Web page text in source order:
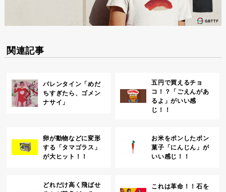
関連記事
バレンタイン「めだ
ちすぎたら、ゴメン
ナサイ」
五円で買えるチョ
コ！？「ごえんがあ
るよ」がいい感
じ！！
卵が動物などに変形
する「タマゴラス」
が大ヒット！！
お米をポンしたポン
菓子「にんじん」が
いい感じ！！
どれだけ高く飛ばせ
これは革命！！石を